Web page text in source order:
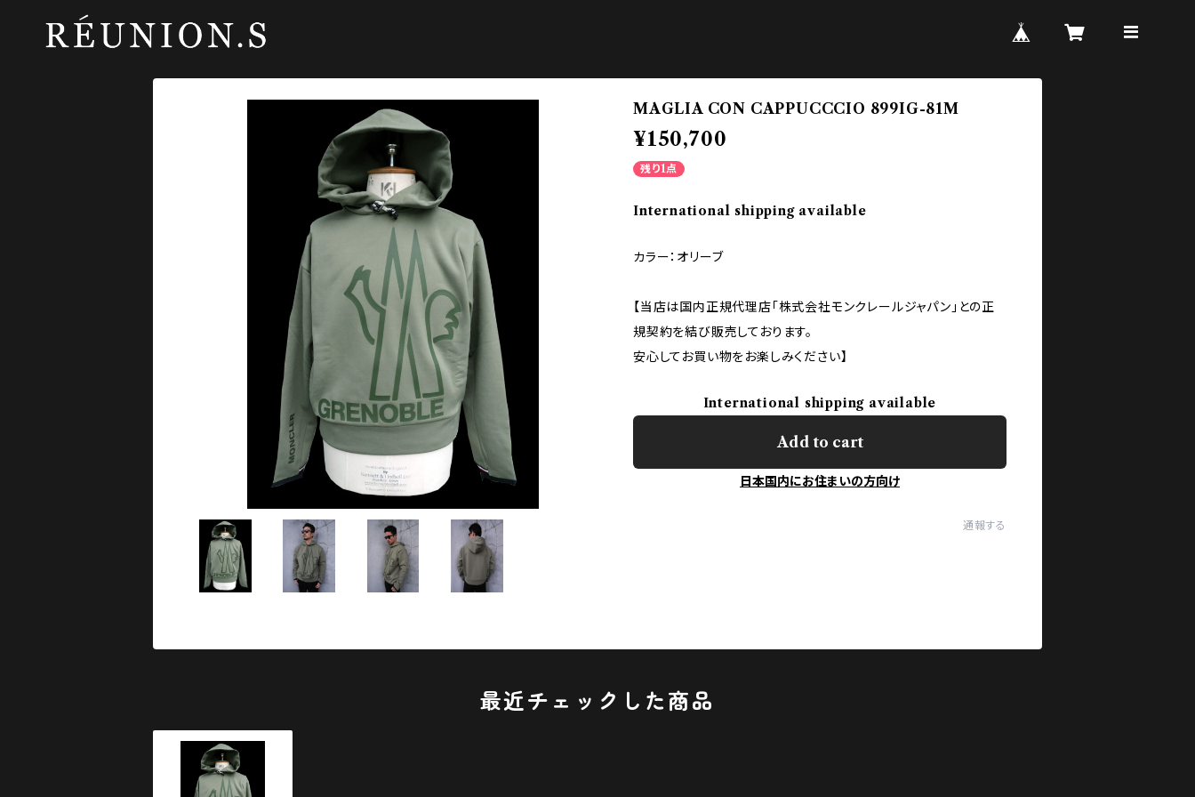
MAGLIA CON CAPPUCCCIO 899IG-81M
¥150,700
残り1点
International shipping available
カラー：オリーブ
【当店は国内正規代理店「株式会社モンクレールジャパン」との正
規契約を結び販売しております。
安心してお買い物をお楽しみください】
International shipping available
Add to cart
日本国内にお住まいの方向け
通報する
最近チェックした商品